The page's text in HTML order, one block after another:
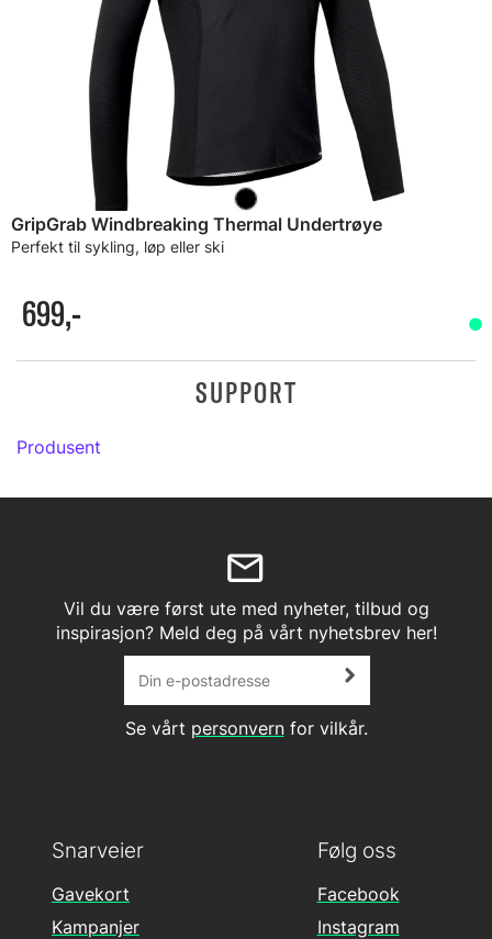
GripGrab Windbreaking Thermal Undertrøye
Perfekt til sykling, løp eller ski
699,-
SUPPORT
Produsent
Vil du være først ute med nyheter, tilbud og
inspirasjon? Meld deg på vårt nyhetsbrev her!
Se vårt personvernfor vilkår.
Følg oss
Facebook
Instagram
Snarveier
Gavekort
Kampanjer